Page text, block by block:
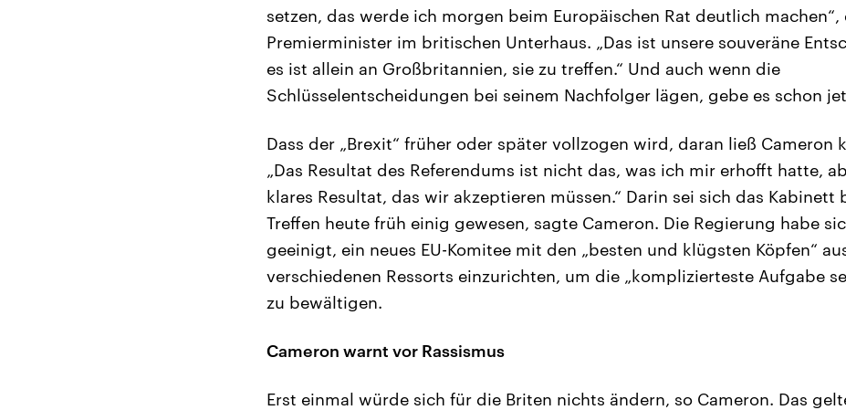
setzen, das werde ich morgen beim Europäischen Rat deutlich
Premierminister im britischen Unterhaus. „Das ist unsere souveräne
es ist allein an Großbritannien, sie zu treffen.“ Und auch wenn die
Schlüsselentscheidungen bei seinem Nachfolger lägen, gebe es schon
Dass der „Brexit“ früher oder später vollzogen wird, daran ließ Cameron
„Das Resultat des Referendums ist nicht das, was ich mir erhofft hatte,
klares Resultat, das wir akzeptieren müssen.“ Darin sei sich das Kabinett
Treffen heute früh einig gewesen, sagte Cameron. Die Regierung habe
geeinigt, ein neues EU-Komitee mit den „besten und klügsten Köpfen“
verschiedenen Ressorts einzurichten, um die „komplizierteste Aufgabe
zu bewältigen.
Cameron warnt vor Rassismus
Erst einmal würde sich für die Briten nichts ändern, so Cameron. Das